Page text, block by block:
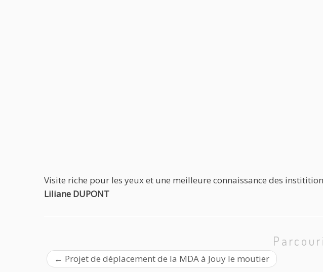
Visite riche pour les yeux et une meilleure connaissance des
Liliane DUPONT
← Projet de déplacement de la MDA à Jouy le moutier